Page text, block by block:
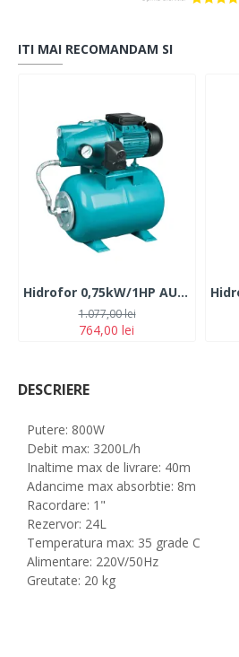
ITI MAI RECOMANDAM SI
Hidrofor 0,75kW/1HP AUJET-100B 50L
764,00 lei
1.077,00 lei
DESCRIERE
Putere: 800W
Debit max: 3200L/h
Inaltime max de livrare: 40m
Adancime max absorbtie: 8m
Racordare: 1"
Rezervor: 24L
Temperatura max: 35 grade C
Alimentare: 220V/50Hz
Greutate: 20 kg